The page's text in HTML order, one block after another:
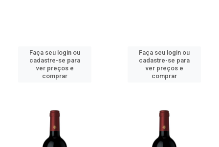
Faça seu login ou
cadastre-se para
ver preços e
comprar
Faça seu login ou
cadastre-se para
ver preços e
comprar